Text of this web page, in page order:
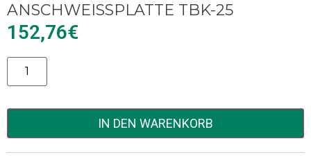
ANSCHWEISSPLATTE TBK-25
152,76€
Alternative:
IN DEN WARENKORB